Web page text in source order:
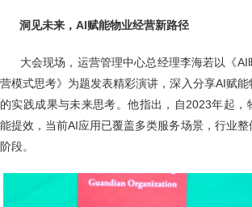
洞见未来，AI赋能物业经营新路径
大会现场，运营管理中心总经理李海若以《
营模式思考》为题发表精彩演讲，深入分享AI赋
的实践成果与未来思考。他指出，自2023年起，
能提效，当前AI应用已覆盖多类服务场景，行业
阶段。